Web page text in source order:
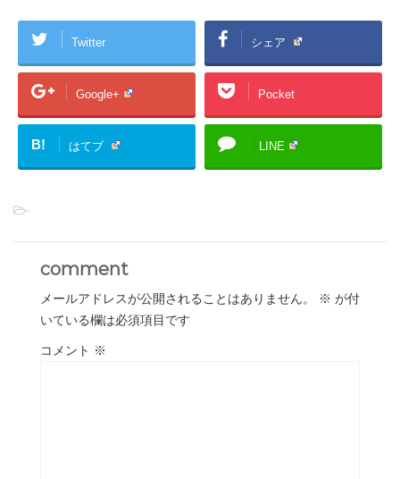
Twitter シェア
Google+ Pocket
B! はてブ LINE
-
comment
メールアドレスが公開されることはありません。 ※ が付
いている欄は必須項目です
コメント ※